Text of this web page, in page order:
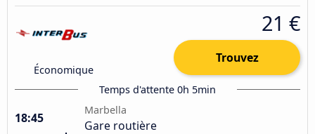
Économique
21 €
Trouvez
Temps d'attente 0h 5min
18:45
Marbella
Gare routière